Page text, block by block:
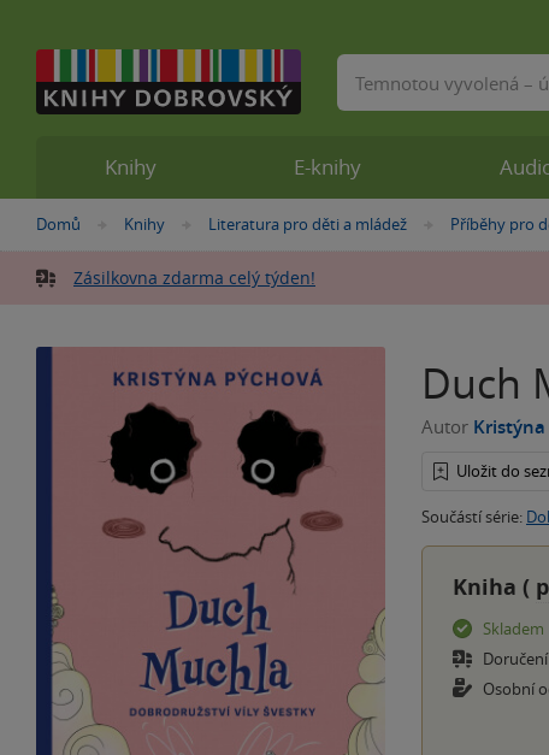
Nacházíte
zde:
Domů »
Knihy »
Literatura pro děti a mládež »Příběhy pro
Zásilkovna zdarma celý týden!
Duch
Autor Kristýna
Uložit do
Součástí série:
Kniha (
Skladem
Doručení
Osobní
Knihy E-knihy
Vyhledávání